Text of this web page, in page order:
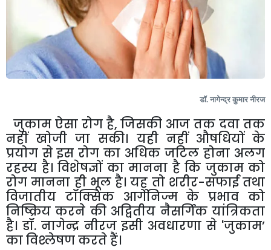
डॉ. नागेन्द्र कुमार नीरज
जुकामऐसा रोग है,जिसकी आज तक दवा तक
नहीं खोजी जा सकी। यही नहीं औषधियों के
प्रयोग से इस रोग का अधिक जटिल होना अलग
रहस्य है। विशेषज्ञों का मानना है कि जुकाम को
रोग मानना ही भूल है। यह तो शरीर-सफाई तथा
विजातीय टॉक्सिक आर्गेनिज्म के प्रभाव को
निष्क्रिय करने की अद्वितीय नैसर्गिक यांत्रिकता
है। डॉ. नागेन्द्र नीरज इसी अवधारणा से 'जुकाम’
का विश्लेषण करते हैं।